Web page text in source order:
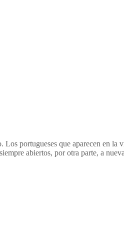
portugueses que aparecen en la
abiertos, por otra parte, a